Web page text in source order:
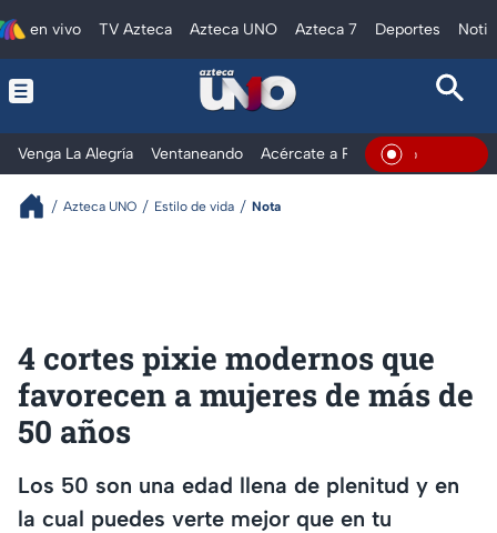
en vivo TV Azteca Azteca UNO Azteca 7 Deportes
Venga La Alegría Ventaneando Acércate a Rocío Al Extremo
Azteca UNO Estilo de vida Nota
4 cortes pixie modernos que
favorecen a mujeres de más de
50 años
Los 50 son una edad llena de plenitud y en
la cual puedes verte mejor que en tu